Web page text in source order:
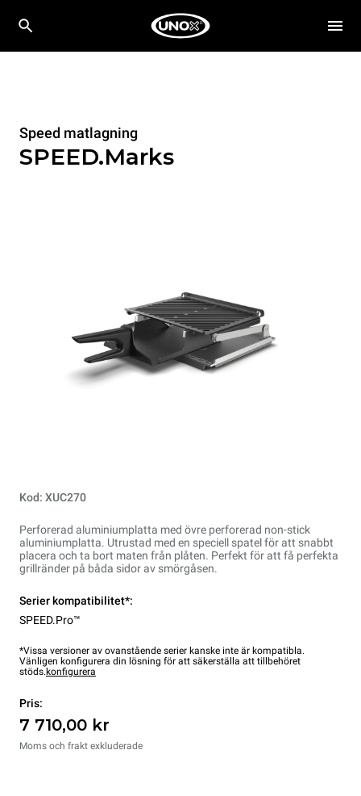
Speed matlagning
SPEED.Marks
Kod: XUC270
Perforerad aluminiumplatta med övre perforerad non-stick
aluminiumplatta. Utrustad med en speciell spatel för att snabbt
placera och ta bort maten från plåten. Perfekt för att få perfekta
grillränder på båda sidor av smörgåsen.
Serier kompatibilitet*:
SPEED.Pro™
*Vissa versioner av ovanstående serier kanske inte är kompatibla.
Vänligen konfigurera din lösning för att säkerställa att tillbehöret
stöds. konfigurera
Pris:
7 710,00 kr
Moms och frakt exkluderade